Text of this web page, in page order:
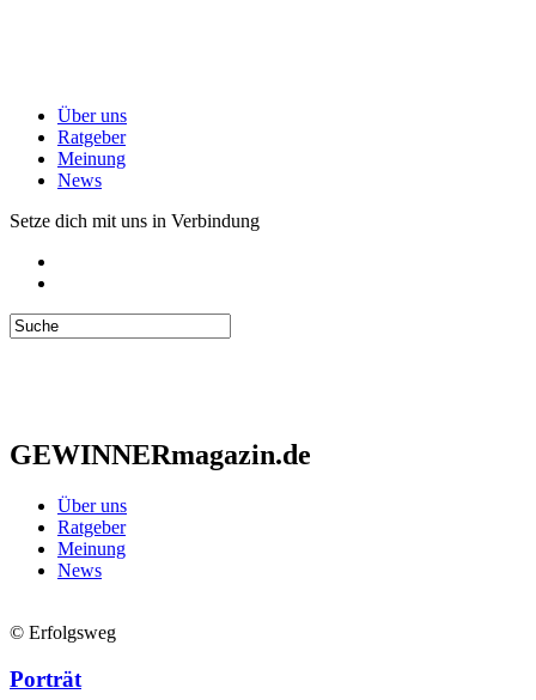
Über uns
Ratgeber
Meinung
News
Setze dich mit uns in Verbindung
GEWINNERmagazin.de
Über uns
Ratgeber
Meinung
News
© Erfolgsweg
Porträt